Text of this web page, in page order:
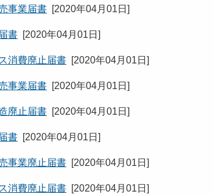
事業届書 [2020年04月01日 ]
書 [2020年04月01日 ]
消費廃止届書 [2020年04月01日 ]
事業届書 [2020年04月01日 ]
廃止届書 [2020年04月01日 ]
書 [2020年04月01日 ]
事業廃止届書 [2020年04月01日 ]
消費廃止届書 [2020年04月01日 ]